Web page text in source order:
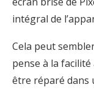
intégral de
Cela peut
pense à la
être réparé dans